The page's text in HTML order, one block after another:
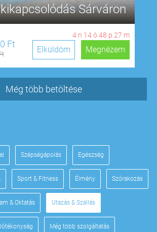
Sárváron
4 n 14ó48 p 26 m
Ft
Megnézem
Elküldöm
Még több betöltése
Szépségápolás Egészség
Sport & Fitness Élmény Szórakozás
& Oktatás Utazás & Szállás
Még több szolgáltatás